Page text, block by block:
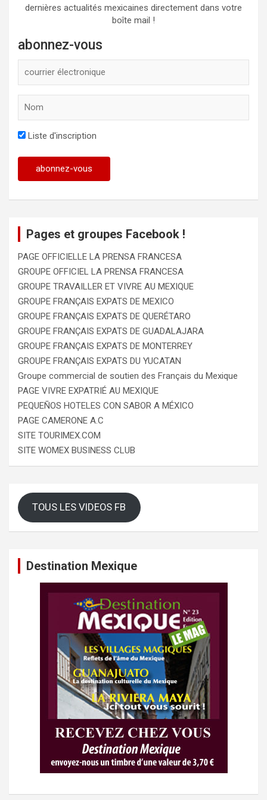
dernières actualités mexicaines directement dans votre
boîte mail !
abonnez-vous
Liste d'inscription
Pages et groupes Facebook !
PAGE OFFICIELLE LA PRENSA FRANCESA
GROUPE OFFICIEL LA PRENSA FRANCESA
GROUPE TRAVAILLER ET VIVRE AU MEXIQUE
GROUPE FRANÇAIS EXPATS DE MEXICO
GROUPE FRANÇAIS EXPATS DE QUERÉTARO
GROUPE FRANÇAIS EXPATS DE GUADALAJARA
GROUPE FRANÇAIS EXPATS DE MONTERREY
GROUPE FRANÇAIS EXPATS DU YUCATAN
Groupe commercial de soutien des Français du Mexique
PAGE VIVRE EXPATRIÉ AU MEXIQUE
PEQUEÑOS HOTELES CON SABOR A MÉXICO
PAGE CAMERONE A.C
SITE TOURIMEX.COM
SITE WOMEX BUSINESS CLUB
TOUS LES VIDEOS FB
Destination Mexique